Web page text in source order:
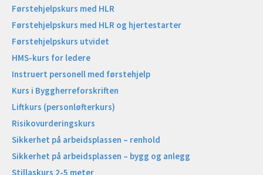
Førstehjelpskurs med HLR
Førstehjelpskurs med HLR og hjertestarter
Førstehjelpskurs utvidet
HMS-kurs for ledere
Instruert personell med førstehjelp
Kurs i Byggherreforskriften
Liftkurs (personløfterkurs)
Risikovurderingskurs
Sikkerhet på arbeidsplassen – renhold
Sikkerhet på arbeidsplassen – bygg og anlegg
Stillaskurs 2-5 meter